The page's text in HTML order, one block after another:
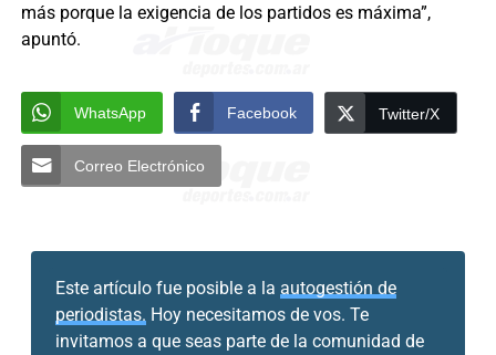
más porque la exigencia de los partidos es máxima”,
apuntó.
WhatsApp Facebook Twitter/X
Correo Electrónico
Este artículo fue posible a la autogestión de
periodistas. Hoy necesitamos de vos. Te
invitamos a que seas parte de la comunidad de